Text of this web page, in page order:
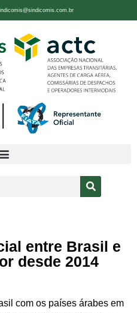
entre Brasil e
desde 2014
com os países árabes em